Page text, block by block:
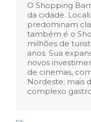
O Shopping
da cidade.
predominam
também é o
milhões de
anos. Sua
novos
de cinemas,
Nordeste; mais
complexo